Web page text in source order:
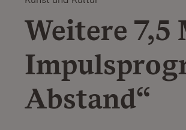
Weitere
Abstand“